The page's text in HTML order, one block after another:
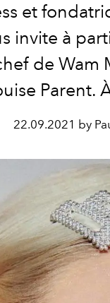
et
invite à
de Wam
Parent.
22.09.2021 by